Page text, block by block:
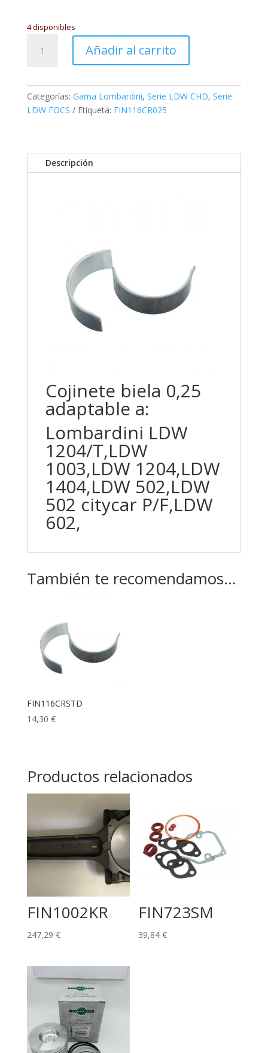
4 disponibles
FIN116CR025
cantidad
Añadir al carrito
Categorías: Gama Lombardini, Serie LDW CHD, Serie
LDW FOCS
Etiqueta: FIN116CR025
Descripción
Cojinete biela 0,25
adaptable a:
Lombardini LDW
1204/T,LDW
1003,LDW 1204,LDW
1404,LDW 502,LDW
502 citycar P/F,LDW
602,
También te recomendamos…
FIN116CRSTD
14,30 €
Productos relacionados
FIN1002KR
247,29 €
FIN723SM
39,84€